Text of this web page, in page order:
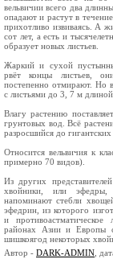
вельвичии всего два
опадают и растут в
прихотливо извиваясь. А
сот лет, а есть и
образует новых листьев.
Жаркий и сухой
рвёт концы листьев,
постепенно отмирают. Но
с листьями до 3, 7 м длиной.
Влагу растению
грунтовых вод. Всё
разросшийся до гигантских
Относится вельвичия к
примерно 70 видов).
Из других
хвойники, или эфедры,
напоминают стебли
эфедрин, из кото­рого
и
районах Азии и Европы
шишкоягод некоторых
Автор - DARK-ADMIN ,